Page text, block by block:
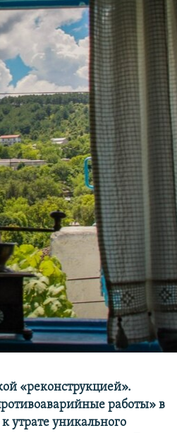
«реконструкцией».
работы» в
утрате уникального